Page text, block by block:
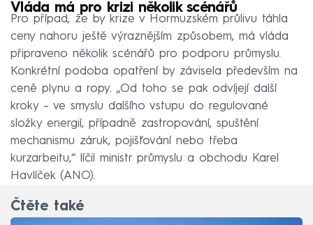
Vláda má pro krizi několik scénářů
Pro případ, že by krize v Hormuzském průlivu táhla
ceny nahoru ještě výraznějším způsobem, má vláda
připraveno několik scénářů pro podporu průmyslu.
Konkrétní podoba opatření by závisela především na
ceně plynu a ropy. „Od toho se pak odvíjejí další
kroky – ve smyslu dalšího vstupu do regulované
složky energií, případně zastropování, spuštění
mechanismu záruk, pojišťování nebo třeba
kurzarbeitu,“ líčil ministr průmyslu a obchodu Karel
Havlíček (ANO).
Čtěte také